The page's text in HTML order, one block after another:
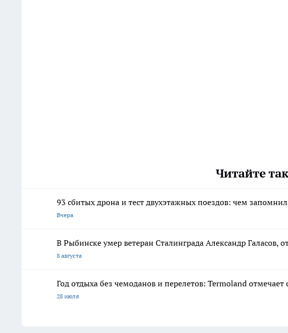
Читайте
93 сбитых дрона и тест двухэтажных поездов: чем
Вчера
В Рыбинске умер ветеран Сталинграда Александр Галасов,
8 августа
Год отдыха без чемоданов и перелетов: Termoland
28 июля